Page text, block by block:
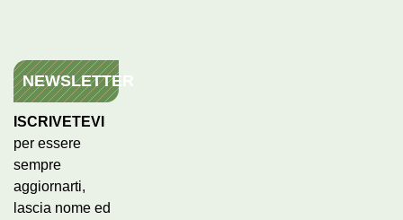
NEWSLETTER
ISCRIVETEVI
per essere
sempre
aggiornarti,
lascia nome ed